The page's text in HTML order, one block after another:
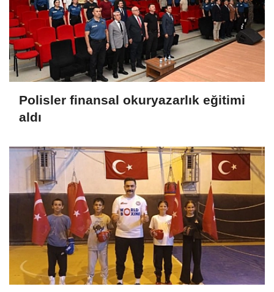
Polisler finansal okuryazarlık eğitimi
aldı